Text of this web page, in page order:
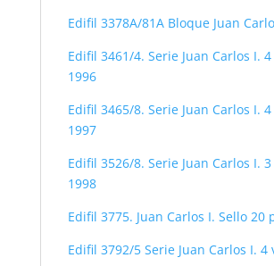
Edifil 3378A/81A Bloque Juan
Edifil 3461/4. Serie Juan Carlos I.
1996
Edifil 3465/8. Serie Juan Carlos I.
1997
Edifil 3526/8. Serie Juan Carlos I.
1998
Edifil 3775. Juan Carlos I. Sello 20
Edifil 3792/5 Serie Juan Carlos I. 4